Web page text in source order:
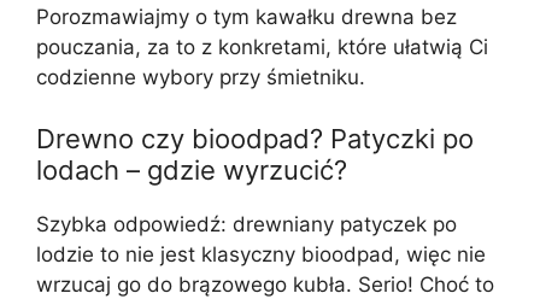
Porozmawiajmy o tym kawałku drewna bez
pouczania, za to z konkretami, które ułatwią Ci
codzienne wybory przy śmietniku.
Drewno czy bioodpad? Patyczki po
lodach – gdzie wyrzucić?
Szybka odpowiedź: drewniany patyczek po
lodzie to nie jest klasyczny bioodpad, więc nie
wrzucaj go do brązowego kubła. Serio! Choć to